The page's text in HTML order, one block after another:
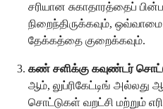
சரியான சுகாதாரத்தைப்
நிறைந்திருக்கவும்,
தேக்கத்தை குறைக்கவும்.
கண் சளிக்கு கவுண்டர்
ஆம், லுப்ரிகேட்டிங்
சொட்டுகள் வறட்சி மற்றும்